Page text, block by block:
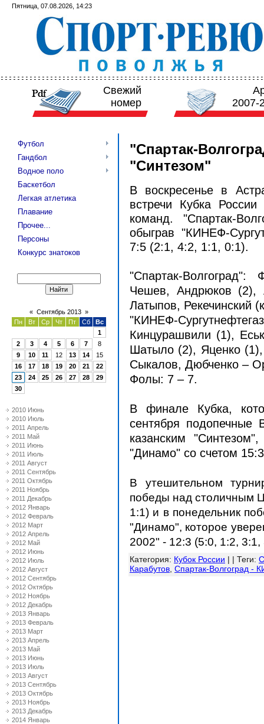
Пятница, 07.08.2026, 14:23
Свежий
номер
2007-
Футбол
Гандбол
Водное поло
Баскетбол
Легкая атлетика
Плавание
Прочее...
Персоны
Конкурс знатоков
« Сентябрь 2013 »
Пн
Вт Ср Чт Пт Сб
Вс
1
2
3 4 5 6 7
8
9
10 11 12 13 14
15
16
17 18 19 20 21
22
23
24 25 26 27 28
29
30
2010 Июнь
2010 Июль
2011 Апрель
2011 Май
2011 Июнь
2011 Июль
2011 Август
2011 Сентябрь
2011 Октябрь
2011 Ноябрь
2011 Декабрь
2012 Январь
2012 Февраль
2012 Март
2012 Апрель
2012 Май
2012 Июнь
2012 Июль
2012 Август
2012 Сентябрь
2012 Октябрь
2012 Ноябрь
2012 Декабрь
2013 Январь
2013 Февраль
2013 Март
2013 Апрель
2013 Май
2013 Июнь
2013 Июль
2013 Август
2013 Сентябрь
2013 Октябрь
2013 Ноябрь
2013 Декабрь
2014 Январь
"Спартак-
"Синтезом"
В воскресенье в
встречи Кубка
команд. "Спартак-
обыграв "КИНЕФ-
7:5 (2:1, 4:2, 1:1, 0:1).
"Спартак-
Чешев, Андрюков (2),
Латыпов, Рекечинский
"КИНЕФ-
Кинцурашвили (1),
Шатыло (2), Яценко
Сыкалов, Дюбченко –
Фолы: 7 – 7.
В финале Кубка,
сентября подопечные
казанским
"Динамо" со счетом
В утешительном
победы над столичным
1:1) и в понедельник
"Динамо", которое
2002" - 12:3 (5:0, 1:2, 3:1,
Категория: Кубок России | | Теги:
Карабутов Спартак-Волгоград -